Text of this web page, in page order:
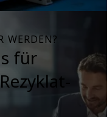
WERDEN?
für